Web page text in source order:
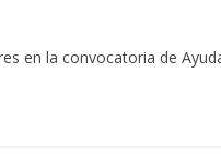
en la convocatoria de